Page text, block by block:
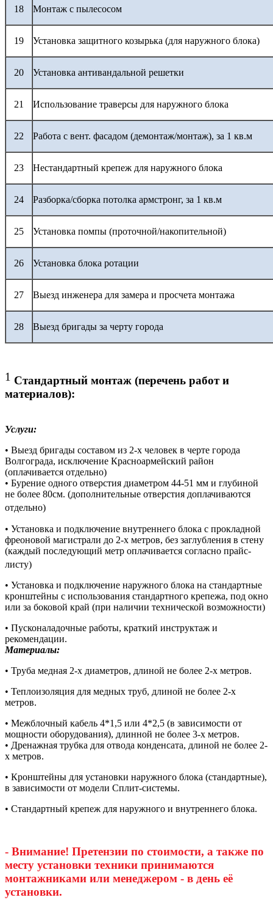
18 Монтаж с пылесосом
19 Установка защитного козырька (для наружного блока)
20 Установка антивандальной решетки
21 Использование траверсы для наружного блока
22 Работа с вент. фасадом (демонтаж/монтаж), за 1 кв.м
23 Нестандартный крепеж для наружного блока
24 Разборка/сборка потолка армстронг, за 1 кв.м
25 Установка помпы (проточной/накопительной)
26 Установка блока ротации
27 Выезд инженера для замера и просчета монтажа
28 Выезд бригады за черту города
1 Стандартный монтаж (перечень работ и
материалов):
Услуги:
• Выезд бригады составом из 2-х человек в черте города
Волгограда, исключение Красноармейский район
(оплачивается отдельно)
• Бурение одного отверстия диаметром 44-51 мм и глубиной
не более 80см. (дополнительные отверстия доплачиваются
отдельно)
• Установка и подключение внутреннего блока с прокладной
фреоновой магистрали до 2-х метров, без заглубления в стену
(каждый последующий метр оплачивается согласно прайс-
листу)
• Установка и подключение наружного блока на стандартные
кронштейны с использования стандартного крепежа, под окно
или за боковой край (при наличии технической возможности)
• Пусконаладочные работы, краткий инструктаж и
рекомендации.
Материалы:
• Труба медная 2-х диаметров, длиной не более 2-х метров.
• Теплоизоляция для медных труб, длиной не более 2-х
метров.
• Межблочный кабель 4*1,5 или 4*2,5 (в зависимости от
мощности оборудования), длинной не более 3-х метров.
• Дренажная трубка для отвода конденсата, длиной не более 2-
х метров.
• Кронштейны для установки наружного блока (стандартные),
в зависимости от модели Сплит-системы.
• Стандартный крепеж для наружного и внутреннего блока.
- Внимание! Претензии по стоимости, а также по
месту установки техники принимаются
монтажниками или менеджером - в день её
установки.